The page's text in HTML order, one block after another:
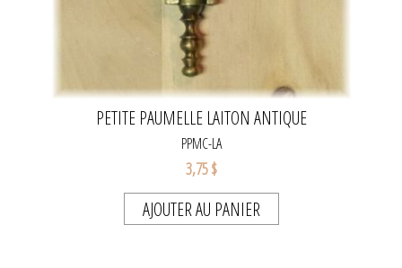
PETITE PAUMELLE LAITON ANTIQUE
PPMC-LA
3,75 $
AJOUTER AU PANIER